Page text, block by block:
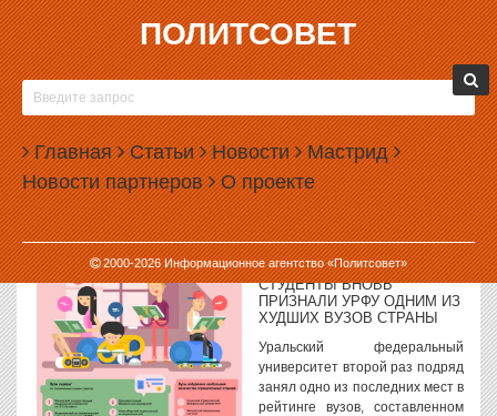
ПОЛИТСОВЕТ
Главная Статьи Новости Мастрид
Новости партнеров О проекте
2000-2026Информационное агентство «Политсовет»
09.02.2017, 17:52
ПОЛИЦИЯ ЕКАТЕРИНБУРГА ВЫСТУПИЛА С ЗАЯВЛЕНИЕМ
О СЕМЕЙНОМ НАСИЛИИ
Управление МВД по Екатеринбургу выступило с заявлением по
поводу декриминализации семейных побоев. Как дали понять в
полиции, принятие нового закона не дает горожанам права
применять силу против...
09.02.2017, 16:56
СТУДЕНТЫ ВНОВЬ
ПРИЗНАЛИ УРФУ ОДНИМ ИЗ
ХУДШИХ ВУЗОВ СТРАНЫ
Уральский федеральный
университет второй раз подряд
занял одно из последних мест в
рейтинге вузов, составленном